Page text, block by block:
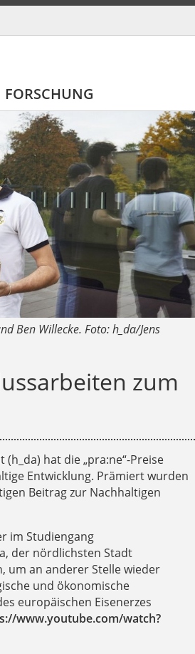
FORSCHUNG
Ben Willecke. Foto: h_da/Jens
zum
hat die „pra:ne“-Preise
Entwicklung. Prämiert wurden
Beitrag zur Nachhaltigen
im Studiengang
der nördlichsten Stadt
um an anderer Stelle wieder
und ökonomische
europäischen Eisenerzes
www.youtube.com/watch?